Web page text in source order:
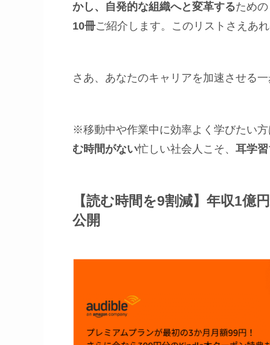
かし、自発的な組織へと変革するための
10冊ご紹介します。このリストさえあ
さあ、あなたのキャリアを加速させる一
※移動中や作業中に効率よく学びたい方
む時間がない忙しい社会人こそ、 耳学習
【読む時間を9割減】年収1億
公開